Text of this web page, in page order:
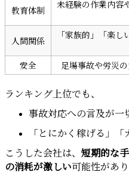
教育体制
未経験の作業内容
人間関係
「家族的」「楽
安全 足場事故や労災
ランキング上位でも、
事故対応への言及が一
「とにかく稼げる」
こうした会社は、 短期的な
の消耗が激しい可能性があり